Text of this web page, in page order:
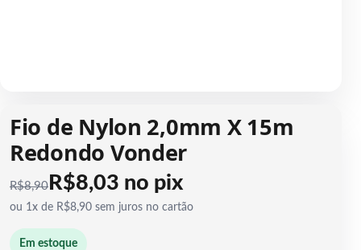
Fio de Nylon 2,0mm X 15m
Redondo Vonder
R$8,90 R$8,03 no pix
ou 1x de R$8,90 sem juros no cartão
Em estoque